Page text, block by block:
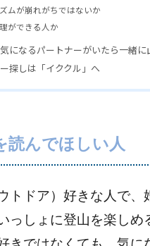
ムが崩れがちではないか
ができる人か
になるパートナーがいたら一緒
探しは「イククル」へ
読んでほしい人
トドア）好きな人で、
っしょに登山を楽しめ